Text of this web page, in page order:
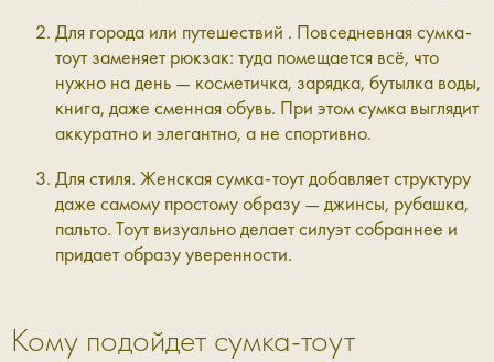
Для города или путешествий . Повседневная сумка-
тоут заменяет рюкзак: туда помещается всё, что
нужно на день — косметичка, зарядка, бутылка воды,
книга, даже сменная обувь. При этом сумка выглядит
аккуратно и элегантно, а не спортивно.
Для стиля. Женская сумка-тоут добавляет структуру
даже самому простому образу — джинсы, рубашка,
пальто. Тоут визуально делает силуэт собраннее и
придает образу уверенности.
Кому подойдет сумка-тоут